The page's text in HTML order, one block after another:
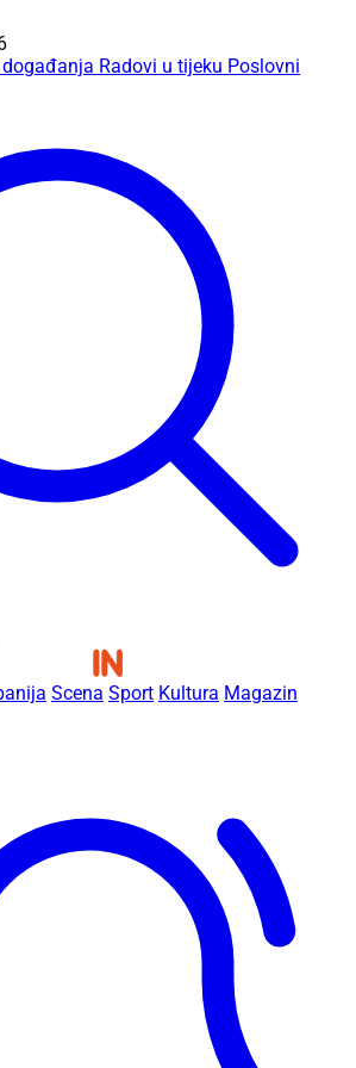
Radovi u tijeku Poslovni
Scena Sport Kultura Magazin